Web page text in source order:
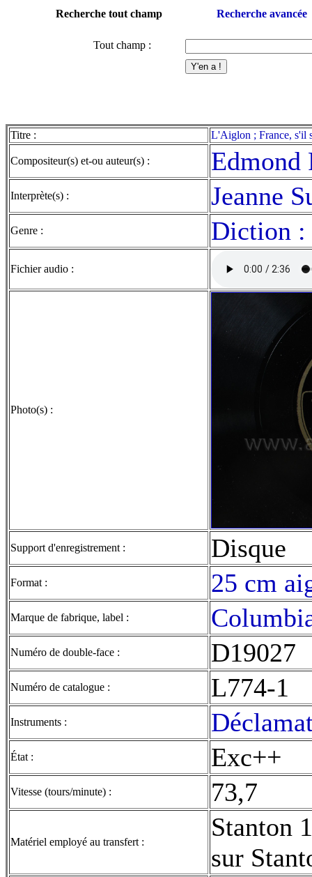
Recherche tout champ Recherche avancée
Tout champ :
Titre : L'Aiglon ; France, s'il
Compositeur(s) et-ou auteur(s) : Edmond
Interprète(s) : Jeanne
Genre : Diction :
Fichier audio :
Photo(s) :
Support d'enregistrement : Disque
Format : 25 cm
Marque de fabrique, label :
Numéro de double-face : D19027
Numéro de catalogue : L774-1
Instruments :
État : Exc++
Vitesse (tours/minute) : 73,7
Matériel employé au transfert :
Stanton
sur